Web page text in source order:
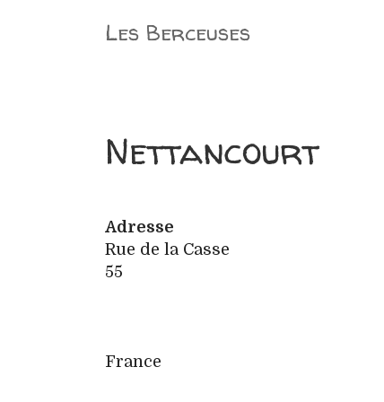
Les Berceuses
Nettancourt
Adresse
Rue de la Casse
55
France